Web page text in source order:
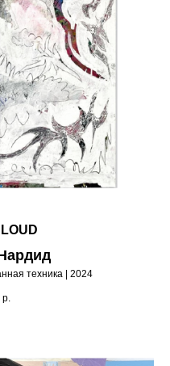
техника | 2024
р.